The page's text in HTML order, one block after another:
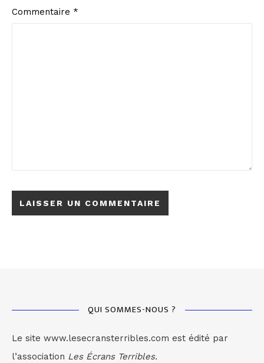
Commentaire *
QUI SOMMES-NOUS ?
Le site www.lesecransterribles.com est édité par
l’association Les Écrans Terribles.